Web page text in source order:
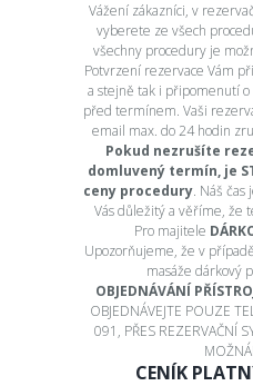
Vážení zákazníci, v
vyberete ze všech
všechny procedury je
Potvrzení rezervace Vám
a stejně tak i připomenutí
před termínem. Vaši
email max. do 24 hodin
Pokud nezrušíte
domluvený termín, je
ceny procedury. Náš čas
Vás důležitý a věříme, že
Pro majitele
Upozorňujeme, že v
masáže dárkový
OBJEDNÁVÁNÍ
OBJEDNÁVEJTE POUZE
091, PŘES REZERVAČNÍ
CENÍK